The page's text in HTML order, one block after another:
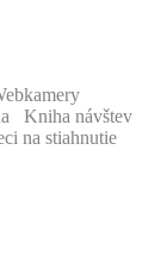
Kniha návštev
na stiahnutie